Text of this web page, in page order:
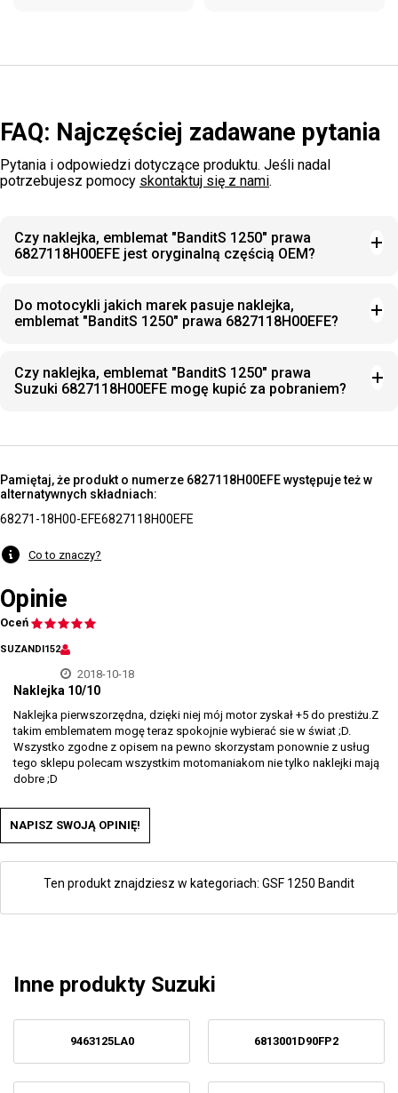
FAQ: Najczęściej zadawane pytania
Pytania i odpowiedzi dotyczące produktu. Jeśli nadal
potrzebujesz pomocy skontaktuj się z nami.
Czy naklejka, emblemat "BanditS 1250" prawa
6827118H00EFE jest oryginalną częścią OEM?
Do motocykli jakich marek pasuje naklejka,
emblemat "BanditS 1250" prawa 6827118H00EFE?
Czy naklejka, emblemat "BanditS 1250" prawa
Suzuki 6827118H00EFE mogę kupić za pobraniem?
Pamiętaj, że produkt o numerze 6827118H00EFE występuje też w
alternatywnych składniach:
68271-18H00-EFE6827118H00EFE
Co to znaczy?
Opinie
Oceń
SUZANDI152
2018-10-18
Naklejka 10/10
Naklejka pierwszorzędna, dzięki niej mój motor zyskał +5 do prestiżu.Z
takim emblematem mogę teraz spokojnie wybierać sie w świat ;D.
Wszystko zgodne z opisem na pewno skorzystam ponownie z usług
tego sklepu polecam wszystkim motomaniakom nie tylko naklejki mają
dobre ;D
NAPISZ SWOJĄ OPINIĘ!
Ten produkt znajdziesz w kategoriach: GSF 1250 Bandit
Inne produkty Suzuki
9463125LA0 6813001D90FP2